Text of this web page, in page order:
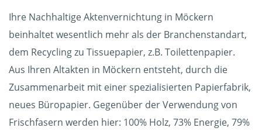
Ihre Nachhaltige Aktenvernichtung in Möckern
beinhaltet wesentlich mehr als der Branchenstandart,
dem Recycling zu Tissuepapier, z.B. Toilettenpapier.
Aus Ihren Altakten in Möckern entsteht, durch die
Zusammenarbeit mit einer spezialisierten Papierfabrik,
neues Büropapier. Gegenüber der Verwendung von
Frischfasern werden hier: 100% Holz, 73% Energie, 79%